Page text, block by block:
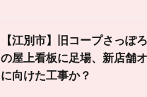
【江別市】旧コープさっぽ
の屋上看板に足場、新店舗
に向けた工事か？